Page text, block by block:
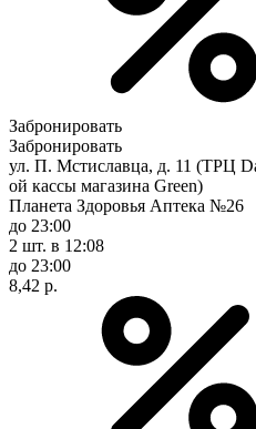
Забронировать
Забронировать
ул. П. Мстиславца, д. 11 (ТРЦ
ой кассы магазина Green)
Планета Здоровья Аптека №26
до 23:00
2 шт. в 12:08
до 23:00
8,42 р.